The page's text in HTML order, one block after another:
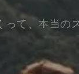
て、本当の